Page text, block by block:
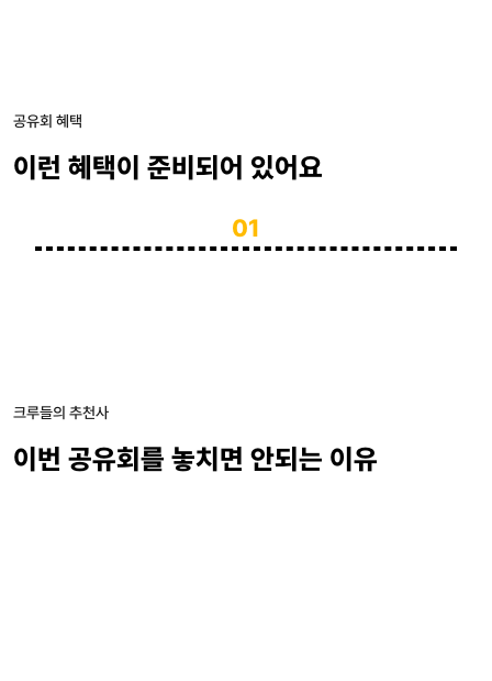
공유회 혜택
이런 혜택이 준비되어 있어요
01
크루들의 추천사
이번 공유회를 놓치면 안되는 이유